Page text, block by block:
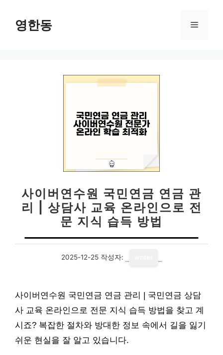
영한동 메
사이버연수원 국민연금 연금 관
리 | 상담사 교육 온라인으로 전
문 지식 습득 방법
2025-12-25 작성자:
사이버연수원 국민연금 연금 관리 | 국민연금 상담
사 교육 온라인으로 전문 지식 습득 방법을 찾고 계
시죠? 복잡한 절차와 방대한 정보 속에서 길을 잃기
쉬운 현실을 잘 알고 있습니다.